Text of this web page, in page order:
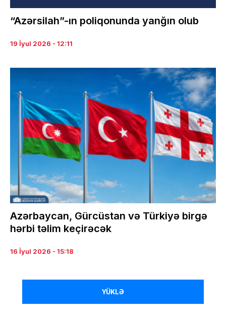
“Azərsilah”-ın poliqonunda yanğın olub
19 İyul 2026 - 12:11
Azərbaycan, Gürcüstan və Türkiyə birgə
hərbi təlim keçirəcək
16 İyul 2026 - 15:18
YÜKLƏ